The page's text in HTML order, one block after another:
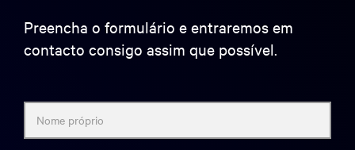
Preencha o formulário e entraremos em
contacto consigo assim que possível.
Nome próprio